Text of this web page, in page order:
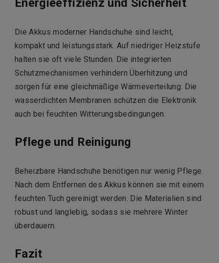
Energieeffizienz und Sicherheit
Die Akkus moderner Handschuhe sind leicht,
kompakt und leistungsstark. Auf niedriger Heizstufe
halten sie oft viele Stunden. Die integrierten
Schutzmechanismen verhindern Überhitzung und
sorgen für eine gleichmäßige Wärmeverteilung. Die
wasserdichten Membranen schützen die Elektronik
auch bei feuchten Witterungsbedingungen.
Pflege und Reinigung
Beheizbare Handschuhe benötigen nur wenig Pflege.
Nach dem Entfernen des Akkus können sie mit einem
feuchten Tuch gereinigt werden. Die Materialien sind
robust und langlebig, sodass sie mehrere Winter
überdauern.
Fazit